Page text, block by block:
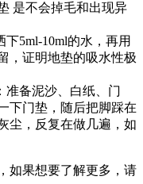
是不会掉毛和出现异
5ml-10ml的水，再用
，证明地垫的吸水性极
备泥沙、白纸、门
下门垫，随后把脚踩在
尘，反复在做几遍，如
如果想要了解更多，请